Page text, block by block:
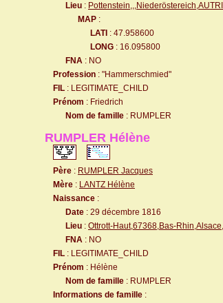
Lieu :
MAP :
LATI : 47.958600
LONG : 16.095800
FNA : NO
Profession : "Hammerschmied"
FIL : LEGITIMATE_CHILD
Prénom : Friedrich
Nom de famille : RUMPLER
RUMPLER Hélène
Père : RUMPLER Jacques
Mère : LANTZ Hélène
Naissance :
Date : 29 décembre 1816
Lieu : Ottrott-Haut,67368,Bas-
FNA : NO
FIL : LEGITIMATE_CHILD
Prénom : Hélène
Nom de famille : RUMPLER
Informations de famille :